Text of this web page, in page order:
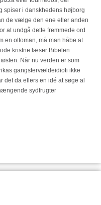
spiser i danskhedens højborg
de vælge den ene eller anden
at undgå dette fremmede ord
en ottoman, må man håbe at
kristne læser Bibelen
Når nu verden er som
gangstervældeidioti ikke
det da ellers en idé at søge al
sydfrugter